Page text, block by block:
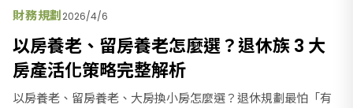
財務規劃2026/4/6
以房養老、留房養老怎麼選？退休族 3 大
房產活化策略完整解析
以房養老、留房養老、大房換小房怎麼選？退休規劃最怕「有